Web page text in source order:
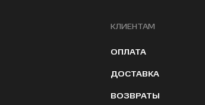
КЛИЕНТАМ
ОПЛАТА
ДОСТАВКА
ВОЗВРАТЫ